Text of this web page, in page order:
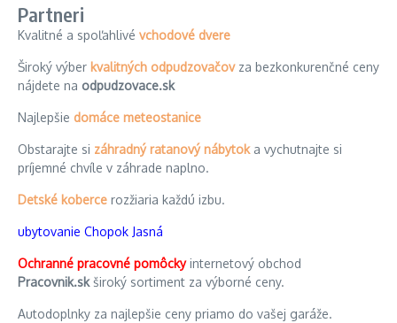
Partneri
Kvalitné a spoľahlivé vchodové dvere
Široký výber kvalitných odpudzovačovza bezkonkurenčné ceny
nájdete na odpudzovace.sk
Najlepšie domáce meteostanice
Obstarajte si záhradný ratanový nábytoka vychutnajte si
príjemné chvíle v záhrade naplno.
Detské koberce rozžiaria každú izbu.
ubytovanie Chopok Jasná
Ochranné pracovné pomôckyinternetový obchod
Pracovnik.skširoký sortiment za výborné ceny.
Autodoplnky za najlepšie ceny priamo do vašej garáže.